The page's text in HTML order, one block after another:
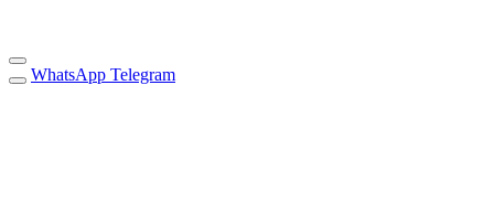
WhatsApp Telegram